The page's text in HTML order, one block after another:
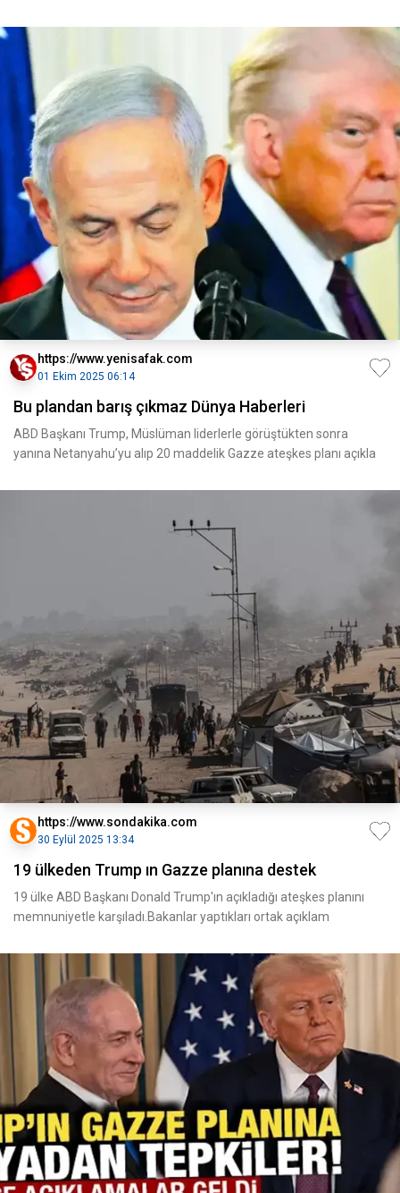
https://www.yenisafak.com
01 Ekim 2025 06:14
Bu plandan barış çıkmaz Dünya Haberleri
ABD Başkanı Trump, Müslüman liderlerle görüştükten sonra
yanına Netanyahu’yu alıp 20 maddelik Gazze ateşkes planı açıkla
https://www.sondakika.com
30 Eylül 2025 13:34
19 ülkeden Trump ın Gazze planına destek
19 ülke ABD Başkanı Donald Trump'ın açıkladığı ateşkes planını
memnuniyetle karşıladı.Bakanlar yaptıkları ortak açıklam